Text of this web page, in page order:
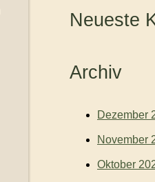
Neueste
Archiv
Dezember
November
Oktober